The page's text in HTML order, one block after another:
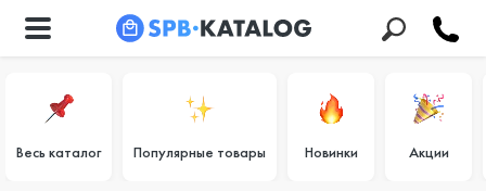
Весь каталог Популярные товары Новинки Акции